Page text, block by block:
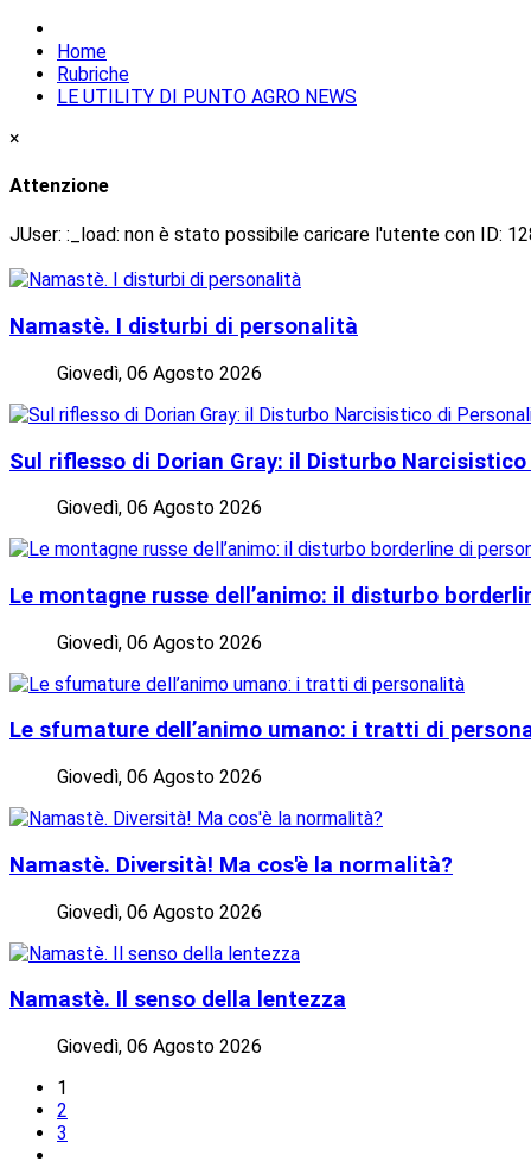
Home
Rubriche
LE UTILITY DI PUNTO AGRO NEWS
×
Attenzione
JUser: :_load: non è stato possibile caricare l'utente con ID:
Namastè. I disturbi di personalità
Giovedì, 06 Agosto 2026
Sul riflesso di Dorian Gray: il Disturbo
Giovedì, 06 Agosto 2026
Le montagne russe dell’animo: il disturbo
Giovedì, 06 Agosto 2026
Le sfumature dell’animo umano: i tratti di
Giovedì, 06 Agosto 2026
Namastè. Diversità! Ma cos'è la normalità?
Giovedì, 06 Agosto 2026
Namastè. Il senso della lentezza
Giovedì, 06 Agosto 2026
1
2
3